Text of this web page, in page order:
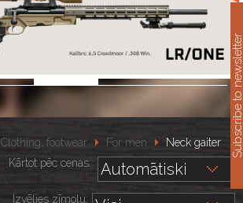
Clothing, footwear For men
Neck gaiter
Kārtot pēc cenas::
Izvēlies zīmolu:
Subscribe